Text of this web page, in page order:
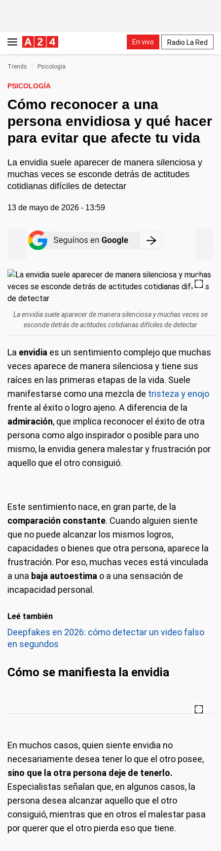
En vivo Radio La Red
Trends Psicología
PSICOLOGÍA
Cómo reconocer a una
persona envidiosa y qué hacer
para evitar que afecte tu vida
La envidia suele aparecer de manera silenciosa y
muchas veces se esconde detrás de actitudes
cotidianas difíciles de detectar
13 de mayo de 2026 - 13:59
La envidia suele aparecer de manera silenciosa y muchas veces se
esconde detrás de actitudes cotidianas difíciles de detectar
La envidia es un sentimiento complejo que muchas
veces aparece de manera silenciosa y tiene sus
raíces en las primeras etapas de la vida. Suele
manifestarse como una mezcla de tristeza y enojo
frente al éxito o logro ajeno. A diferencia de la
admiración, que implica reconocer el éxito de otra
persona como algo inspirador o posible para uno
mismo, la envidia genera malestar y frustración por
aquello que el otro consiguió.
Este sentimiento nace, en gran parte, de la
comparación constante. Cuando alguien siente
que no puede alcanzar los mismos logros,
capacidades o bienes que otra persona, aparece la
frustración. Por eso, muchas veces está vinculada
a una baja autoestima o a una sensación de
incapacidad personal.
Leé también
Deepfakes en 2026: cómo detectar un video falso
en segundos
Cómo se manifiesta la envidia
En muchos casos, quien siente envidia no
necesariamente desea tener lo que el otro posee,
sino que la otra persona deje de tenerlo.
Especialistas señalan que, en algunos casos, la
persona desea alcanzar aquello que el otro
consiguió, mientras que en otros el malestar pasa
por querer que el otro pierda eso que tiene.